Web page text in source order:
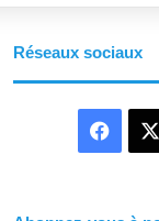
Réseaux sociaux